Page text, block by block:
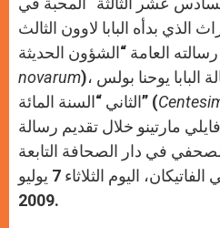
الذي بدأه البابا لاوون الثالث
novarum)، وتأتي بعد 18 سنة من رسالة البابا يوحنا بولس
الثاني “السنة المائة” (
مارتينو خلال تقديم رسالة
الصحفي في دار الصحافة التابعة
للكرسي الرسولي في الفاتيكان، اليوم الثلاثاء 7 يوليو
2009.